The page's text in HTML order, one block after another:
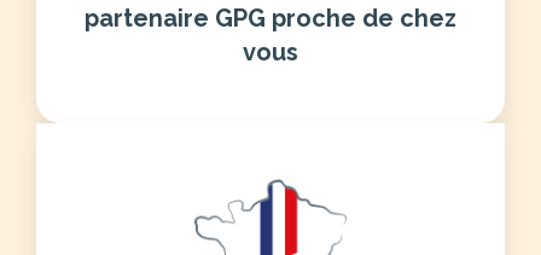
partenaire GPG proche de chez
vous